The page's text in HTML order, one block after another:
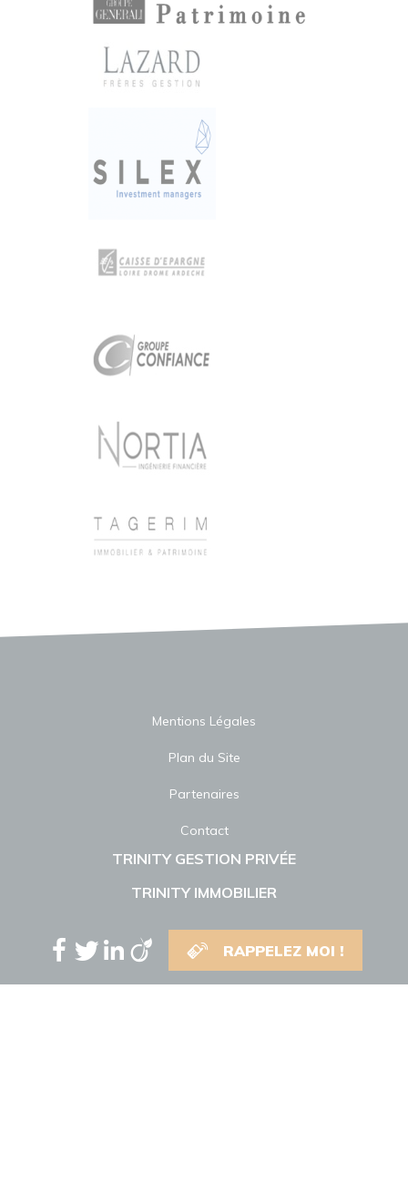
Mentions Légales
Plan du Site
Partenaires
Contact
TRINITY GESTION PRIVÉE
TRINITY IMMOBILIER
RAPPELEZ MOI !